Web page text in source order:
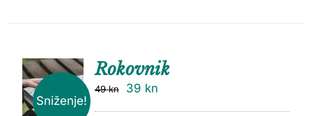
Sniženje!
DODAJ
Rokovnik
49kn 39 kn